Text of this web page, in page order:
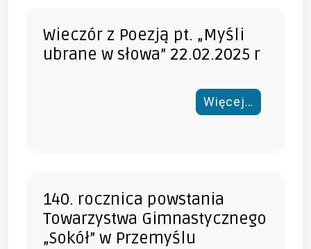
Wieczór z Poezją pt. „Myśli
ubrane w słowa” 22.02.2025 r
Więcej…
140. rocznica powstania
Towarzystwa Gimnastycznego
„Sokół” w Przemyślu